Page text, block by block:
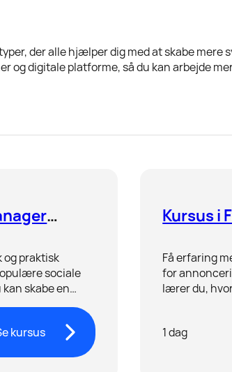
der alle hjælper dig med at skabe
og digitale platforme, så du kan arbejde
og praktisk
sociale
skabe en
på tværs af
kursus
Kursus i
Få erfaring
for
lærer du,
målgruppe
1 dag